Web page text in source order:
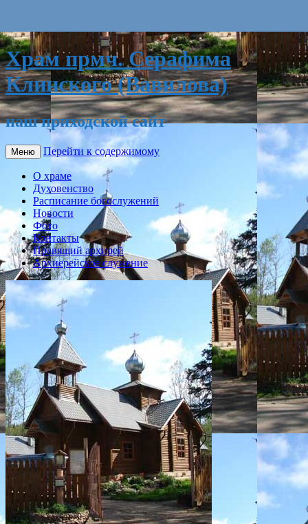
Храм прмч. Серафима
Клинского (Вавилова)
наш приходской сайт
Меню Перейти к содержимому
О храме
Духовенство
Расписание богослужений
Новости
Фото
Контакты
Правящий архирей
Архиерейское служение